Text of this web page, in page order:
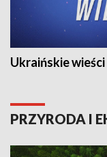
Ukraińskie wieści
PRZYRODA I